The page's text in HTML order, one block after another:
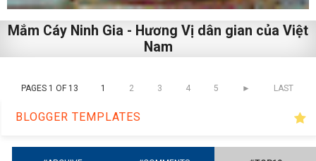
Mắm Cáy Ninh Gia - Hương Vị dân gian của Việt
Nam
PAGES 1 OF 13 1 2 3 4 5 ► LAST
BLOGGER TEMPLATES